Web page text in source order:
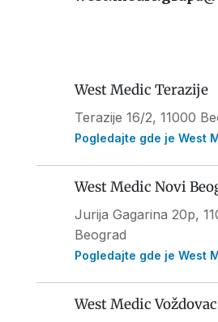
West Medic Terazije
Terazije 16/2, 11000
Pogledajte gde je West
West Medic Novi
Jurija Gagarina 20p,
Beograd
Pogledajte gde je West
West Medic Voždovac